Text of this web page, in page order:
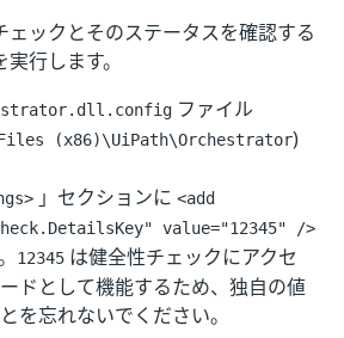
ェックとそのステータスを確認する
行します。
ファイル
(x86)\UiPath\Orchestrator)
」セクションに <add
value="12345" />
12345 は健全性チェックにアクセ
ドとして機能するため、独自の値
を忘れないでください。